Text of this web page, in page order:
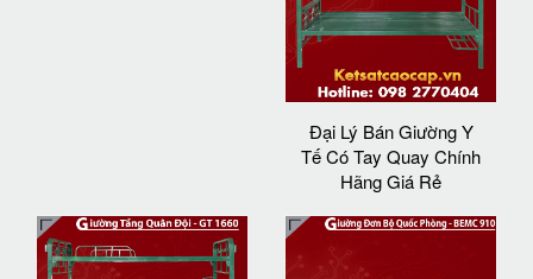
Đại Lý Bán Giường Y
Tế Có Tay Quay Chính
Hãng Giá Rẻ